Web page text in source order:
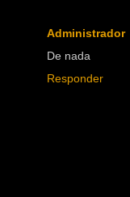
Administrador
De nada
Responder